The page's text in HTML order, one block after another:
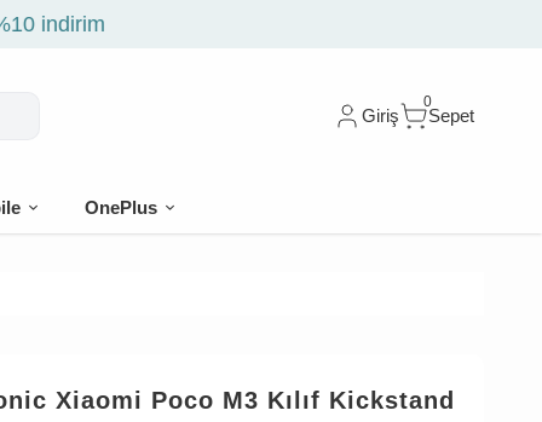
Giriş
0
Sepet
OnePlus
Xiaomi Poco M3 Kılıf Kickstand